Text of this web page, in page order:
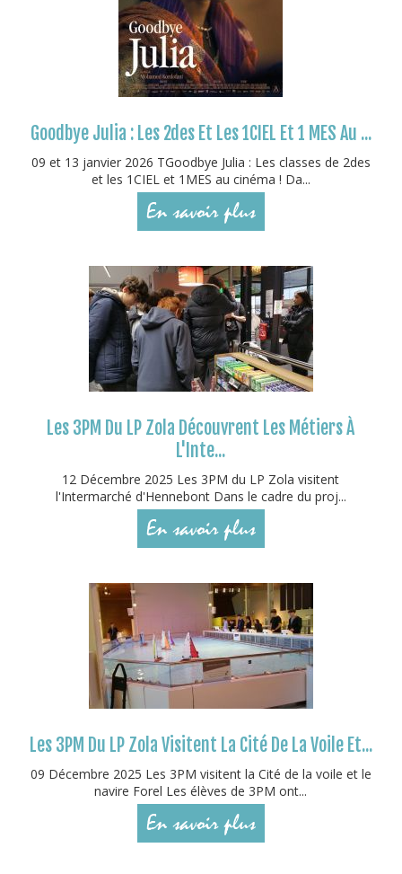
Goodbye Julia : Les 2des Et Les 1CIEL Et 1 MES Au ...
09 et 13 janvier 2026 TGoodbye Julia : Les classes de 2des
et les 1CIEL et 1MES au cinéma ! Da...
En savoir plus
Les 3PM Du LP Zola Découvrent Les Métiers À
L'Inte...
12 Décembre 2025 Les 3PM du LP Zola visitent
l'Intermarché d'Hennebont Dans le cadre du proj...
En savoir plus
Les 3PM Du LP Zola Visitent La Cité De La Voile Et...
09 Décembre 2025 Les 3PM visitent la Cité de la voile et le
navire Forel Les élèves de 3PM ont...
En savoir plus